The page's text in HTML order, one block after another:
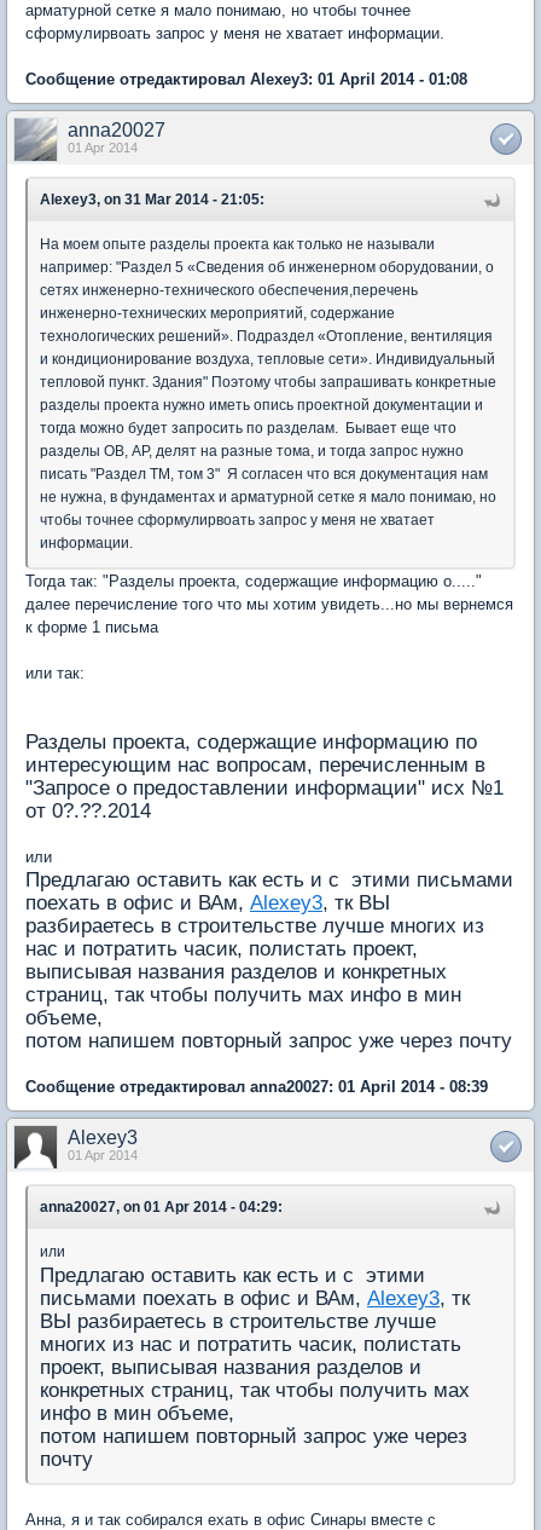
арматурной сетке я мало понимаю, но чтобы точнее
сформулирвоать запрос у меня не хватает информации.
Сообщение отредактировал Alexey3: 01 April 2014 - 01:08
anna20027
01 Apr 2014
Alexey3, on 31 Mar 2014 - 21:05:
На моем опыте разделы проекта как только не называли
например: "Раздел 5 «Сведения об инженерном оборудовании, о
сетях инженерно-технического обеспечения,перечень
инженерно-технических мероприятий, содержание
технологических решений». Подраздел «Отопление, вентиляция
и кондиционирование воздуха, тепловые сети». Индивидуальный
тепловой пункт. Здания" Поэтому чтобы запрашивать конкретные
разделы проекта нужно иметь опись проектной документации и
тогда можно будет запросить по разделам. Бывает еще что
разделы ОВ, АР, делят на разные тома, и тогда запрос нужно
писать "Раздел ТМ, том 3" Я согласен что вся документация нам
не нужна, в фундаментах и арматурной сетке я мало понимаю, но
чтобы точнее сформулирвоать запрос у меня не хватает
информации.
Тогда так: "Разделы проекта, содержащие информацию о....."
далее перечисление того что мы хотим увидеть...но мы вернемся
к форме 1 письма
или так:
Разделы проекта, содержащие информацию по
интересующим нас вопросам, перечисленным в
"Запросе о предоставлении информации" исх №1
от 0?.??.2014
или
Предлагаю оставить как есть и с этими письмами
поехать в офис и ВАм, Alexey3, тк ВЫ
разбираетесь в строительстве лучше многих из
нас и потратить часик, полистать проект,
выписывая названия разделов и конкретных
страниц, так чтобы получить мах инфо в мин
объеме,
потом напишем повторный запрос уже через почту
Сообщение отредактировал anna20027: 01 April 2014 - 08:39
Alexey3
01 Apr 2014
anna20027, on 01 Apr 2014 - 04:29:
или
Предлагаю оставить как есть и с этими
письмами поехать в офис и ВАм, Alexey3, тк
ВЫ разбираетесь в строительстве лучше
многих из нас и потратить часик, полистать
проект, выписывая названия разделов и
конкретных страниц, так чтобы получить мах
инфо в мин объеме,
потом напишем повторный запрос уже через
почту
Анна, я и так собирался ехать в офис Синары вместе с